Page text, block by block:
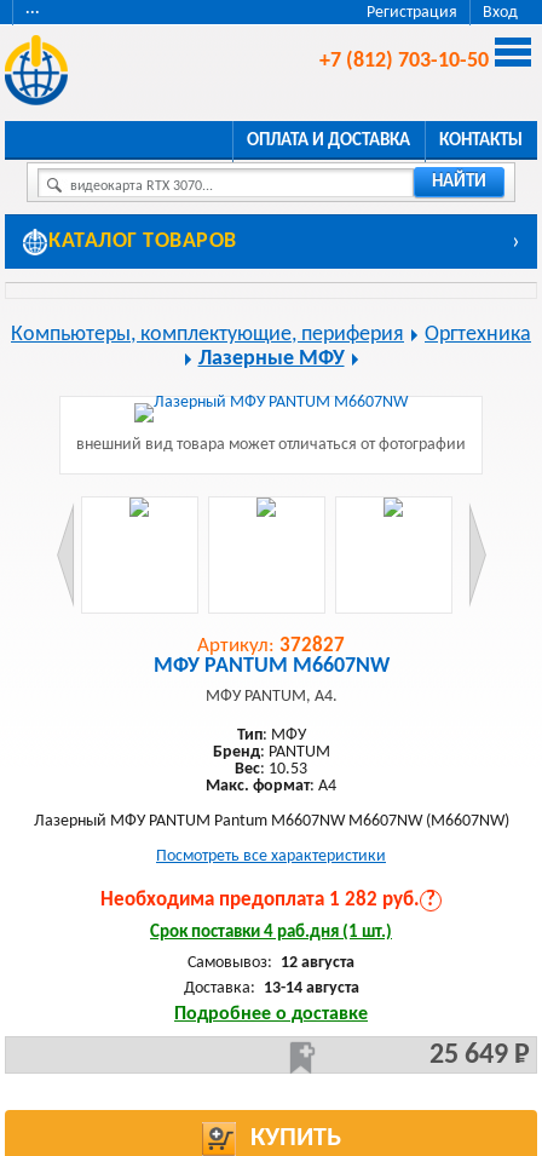
Регистрация Вход
···
+7 (812) 703-10-50
ОПЛАТА И ДОСТАВКА КОНТАКТЫ
видеокарта RTX 3070... НАЙТИ
КАТАЛОГ ТОВАРОВ ›
Компьютеры, комплектующие, периферия
Оргтехника
Лазерные МФУ
внешний вид товара может отличаться от фотографии
Артикул: 372827
МФУ PANTUM M6607NW
МФУ PANTUM, A4.
Тип: МФУ
Бренд: PANTUM
Вес: 10.53
Макс. формат: A4
Лазерный МФУ PANTUM Pantum M6607NW M6607NW (M6607NW)
Посмотреть все характеристики
Необходима предоплата 1 282 руб. ?
Срок поставки 4 раб.дня (1 шт.)
Самовывоз: 12 августа
Доставка: 13-14 августа
Подробнее о доставке
25 649 Р
КУПИТЬ